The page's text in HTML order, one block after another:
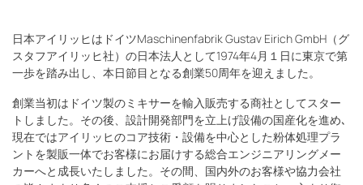
日本アイリッヒはドイツMaschinenfabrik Gustav Eirich GmbH（グ
スタフアイリッヒ社）の日本法人として1974年4月１日に東京で第
一歩を踏み出し、本日節目となる創業50周年を迎えました。
創業当初はドイツ製のミキサーを輸入販売する商社としてスター
トしました。その後、設計開発部門を立上げ設備の国産化を進め､
現在ではアイリッヒのコア技術・設備を中心とした粉体処理プラ
ントを製販一体でお客様にお届けする総合エンジニアリングメー
カーへと成長いたしました。その間、国内外のお客様や協力会社